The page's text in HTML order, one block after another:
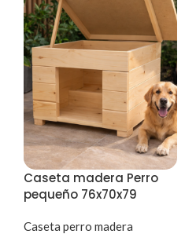
Caseta madera Perro
pequeño 76x70x79
Caseta perro madera